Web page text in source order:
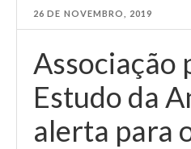
26 DE NOVEMBRO, 2019
Associação
Estudo da
alerta para